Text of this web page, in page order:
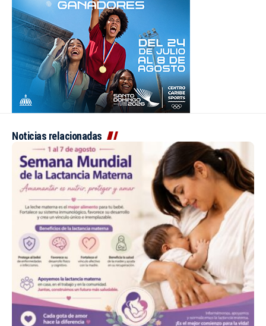
Noticias relacionadas